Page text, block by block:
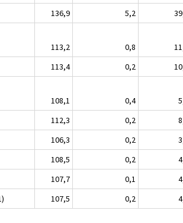
136,9 5,2
113,2 0,8
113,4 0,2
108,1 0,4
112,3 0,2
106,3 0,2
108,5 0,2
107,7 0,1
107,5 0,2